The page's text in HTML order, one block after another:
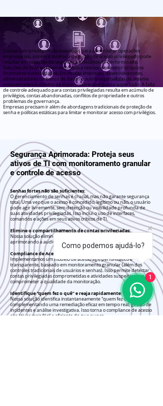
Contas com privilégios são essenciais para administrar operações
empresariais, porém a ausência de gestão de acesso privilegiado pode
resultar em violações de segurança e desafios de conformidade.
Soluções de PAM auxiliam empresas a reduzir e prevenir prejuízos
financeiros e penalidades. Em muitas empresas, desenvolvedores,
administradores de banco de dados e outros especialistas de sistema
possuem plenos direitos de superusuário com pouca supervisão. A falta
de controle adequado para contas privilegiadas resulta em acúmulo de
privilégios, contas abandonadas, conflitos de propriedade e outros
problemas de governança.
Empresas precisam ir além de abordagens tradicionais de proteção de
senha e políticas estáticas para limitar e monitorar acesso com privilégios.
Segurança Aprimorada: Proteja seus
ativos de TI com monitoramento granular
e controle de acesso
Senhas fortes não são suficientes:
O gerenciamento de senhas é crucial, mas não garante segurança
total. Uma vez que o acesso é concedido, legítimo ou não, o usuário
pode agir livremente, sem detecção ou visibilidade profunda de
suas atividades privilegiadas. Isso inclui o uso de interfaces,
comandos e ações em seus ativos críticos de TI.
Elimine o compartilhamento de contas privilegiadas:
Nossa solução elimina o compartilhamento de contas privilegiadas,
aprimorando a auditoria e a responsabilização dos acessos.
Compliance de Acesso Simplificado:
Implementamos um modelo de acesso ágil, performático e
transparente, baseado em monitoramento granular (além dos
controles tradicionais de usuários e senhas). Isso permite detectar
contas privilegiadas comprometidas e atividades suspeitas, sem
comprometer a qualidade da monitoração.
Identifique "quem fez o quê" e reaja rapidamente:
Nossa solução identifica instantaneamente "quem fez o quê",
complementando uma remediação eficaz em tempo real, gestão de
incidentes e análise investigativa. Isso torna o compliance de acesso
aos ativos mais fácil e eficiente do que nunca.
Como podemos ajudá-lo?
1